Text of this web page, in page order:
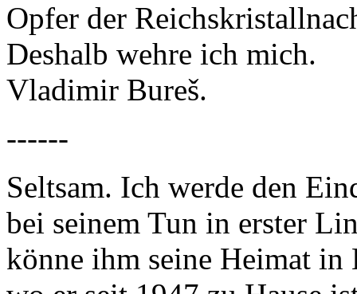
Opfer der
Deshalb wehre ich mich.
Vladimir Bureš.
------
Seltsam. Ich werde den
bei seinem Tun in erster
könne ihm seine Heimat in